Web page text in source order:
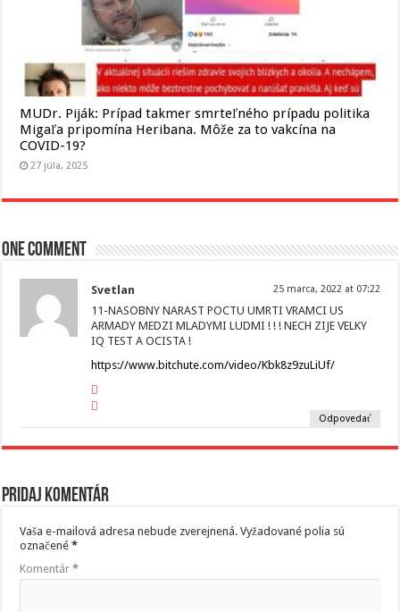
MUDr. Piják: Prípad takmer smrteľného prípadu politika
Migaľa pripomína Heribana. Môže za to vakcína na
COVID-19?
27 júla, 2025
One comment
Svetlan 25 marca, 2022 at 07:22
11-NASOBNY NARAST POCTU UMRTI VRAMCI US
ARMADY MEDZI MLADYMI LUDMI ! ! ! NECH ZIJE VELKY
IQ TEST A OCISTA !
https://www.bitchute.com/video/Kbk8z9zuLiUf/
Odpovedať
Pridaj komentár
Vaša e-mailová adresa nebude zverejnená. Vyžadované polia sú
označené*
Komentár*